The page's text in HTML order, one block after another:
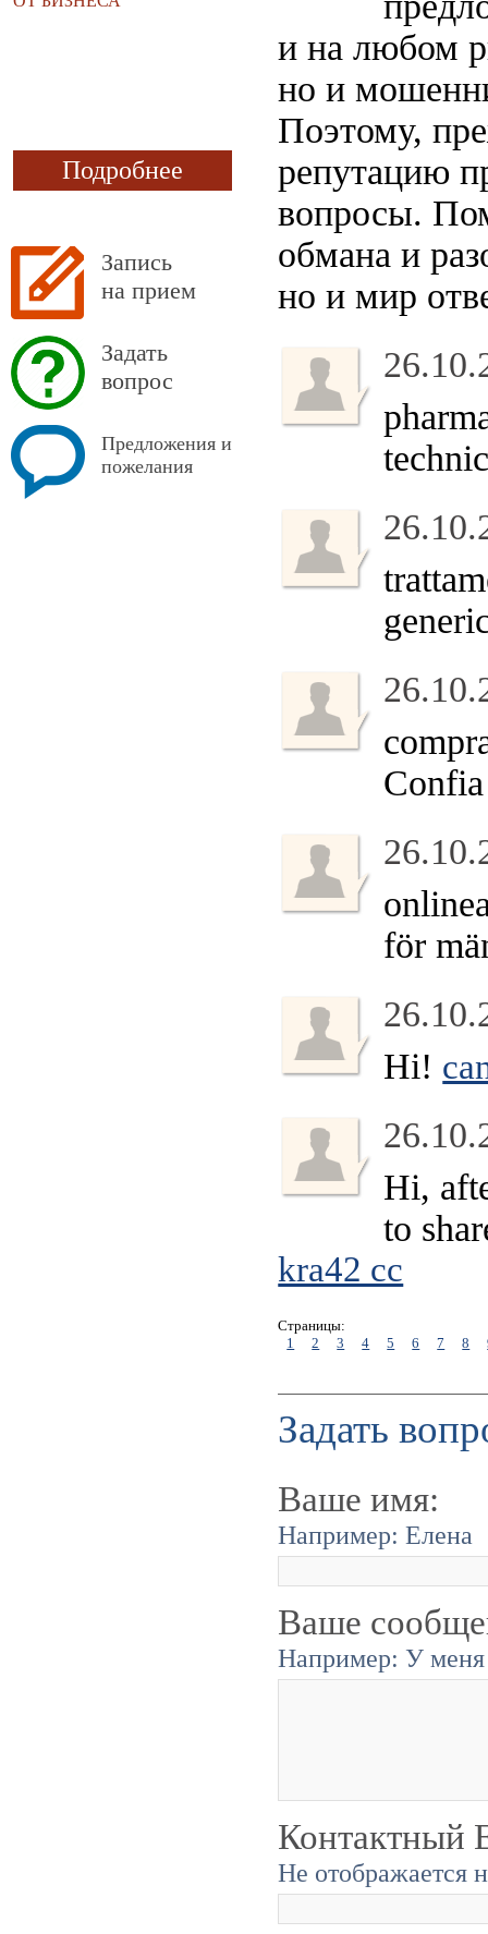
Подробнее
Запись
на прием
Задать
вопрос
Предложения и
пожелания
и на любом
но и
Поэтому,
репутацию
вопросы.
обмана и
но и мир
för
Hi!
Hi,
to
kra42 cc
Страницы:
1
2 3 4 5 6 7 8
Задать
Ваше имя:
Например: Елена
Ваше
Например: У меня
Контактный
Не отображается